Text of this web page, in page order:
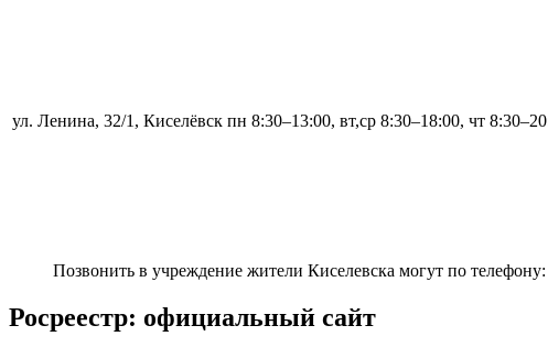
ул. Ленина, 32/1, Киселёвск пн 8:30–13:00, вт,ср 8:30–18:00, чт
Позвонить в учреждение жители Киселевска могут по телефону:
Росреестр: официальный сайт